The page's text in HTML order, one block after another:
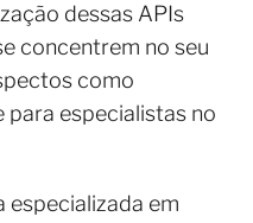
dessas APIs
concentrem no seu
como
para especialistas no
especializada em